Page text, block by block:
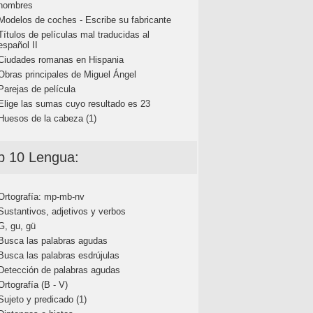
de coches - Escribe su fabricante
de películas mal traducidas al
II
romanas en Hispania
principales de Miguel Ángel
de película
las sumas cuyo resultado es 23
de la cabeza (1)
10 Lengua:
mp-mb-nv
adjetivos y verbos
gu, gü
las palabras agudas
las palabras esdrújulas
de palabras agudas
(B - V)
y predicado (1)